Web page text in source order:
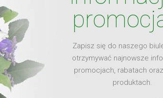
Zapisz się do naszego
otrzymywać najnowsze
promocjach, rabatach
produktach.